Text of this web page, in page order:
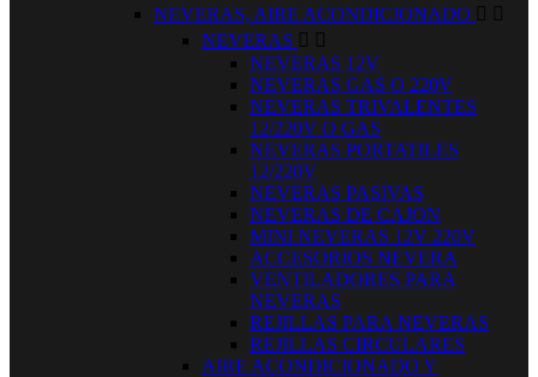
NEVERAS, AIRE ACONDICIONADO  
NEVERAS  
NEVERAS 12V
NEVERAS GAS O 220V
NEVERAS TRIVALENTES
12/220V O GAS
NEVERAS PORTATILES
12/220V
NEVERAS PASIVAS
NEVERAS DE CAJON
MINI NEVERAS 12V 220V
ACCESORIOS NEVERA
VENTILADORES PARA
NEVERAS
REJILLAS PARA NEVERAS
REJILLAS CIRCULARES
AIRE ACONDICIONADO Y